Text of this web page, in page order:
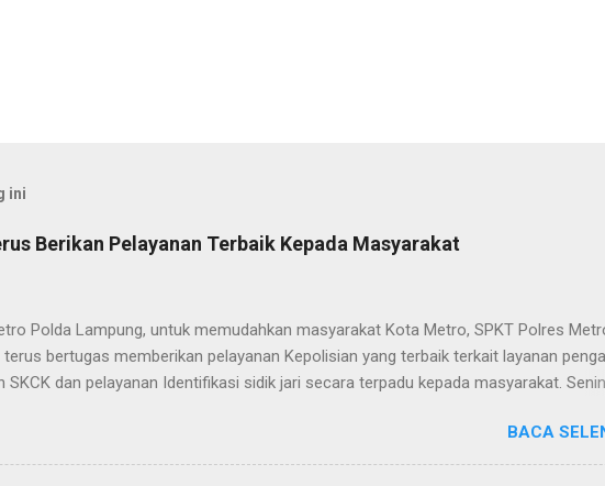
ini
Berikan Pelayanan Terbaik Kepada Masyarakat
Polda Lampung, untuk memudahkan masyarakat Kota Metro, SPKT Polres
bertugas memberikan pelayanan Kepolisian yang terbaik terkait layanan
SKCK dan pelayanan Identifikasi sidik jari secara terpadu kepada masyarakat. Senin
telah berusaha memberikan pelayanan terbaik kepada masyarakat. Kapolres
Nugroho S.IK, M.IK mengatakan “SPKT Polres Metro akan terus berusaha
BACA